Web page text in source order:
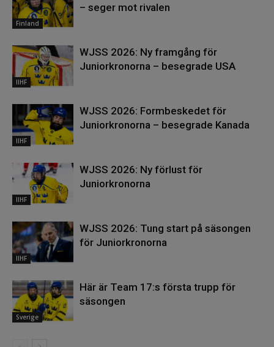
Finland
– seger mot rivalen
IIHF
WJSS 2026: Ny framgång för
Juniorkronorna – besegrade USA
IIHF
WJSS 2026: Formbeskedet för
Juniorkronorna – besegrade Kanada
IIHF
WJSS 2026: Ny förlust för
Juniorkronorna
IIHF
WJSS 2026: Tung start på säsongen
för Juniorkronorna
Sverige
Här är Team 17:s första trupp för
säsongen